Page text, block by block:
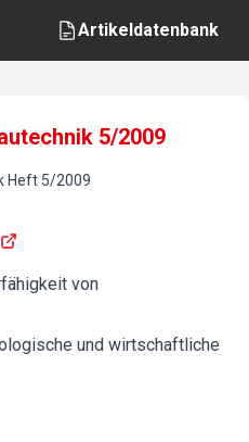
Artikeldatenbank
5/2009
Heft 5/2009
von
und wirtschaftliche